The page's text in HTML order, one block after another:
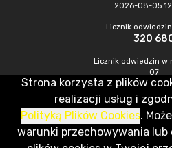
2026-08-05
Licznik
320
Licznik odwiedzin w
07
739
CMS & Hosting: Nefeni Sp. z o.o.
Strona korzysta z plików
realizacji usług i
Polityką Plików Cookies.
warunki przechowywania lub